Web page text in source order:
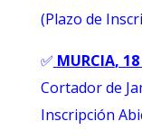
(Plazo de
✅ MURCIA,
Cortador de
Inscripción